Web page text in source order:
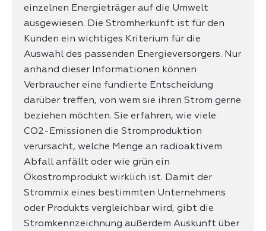
einzelnen Energieträger auf die Umwelt
ausgewiesen. Die Stromherkunft ist für den
Kunden ein wichtiges Kriterium für die
Auswahl des passenden Energieversorgers. Nur
anhand dieser Informationen können
Verbraucher eine fundierte Entscheidung
darüber treffen, von wem sie ihren Strom gerne
beziehen möchten. Sie erfahren, wie viele
CO2-Emissionen die Stromproduktion
verursacht, welche Menge an radioaktivem
Abfall anfällt oder wie grün ein
Ökostromprodukt wirklich ist. Damit der
Strommix eines bestimmten Unternehmens
oder Produkts vergleichbar wird, gibt die
Stromkennzeichnung außerdem Auskunft über